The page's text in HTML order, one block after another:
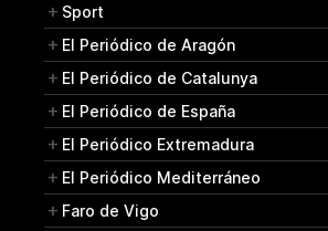
Sport
El Periódico de Aragón
El Periódico de Catalunya
El Periódico de España
El Periódico Extremadura
El Periódico Mediterráneo
Faro de Vigo